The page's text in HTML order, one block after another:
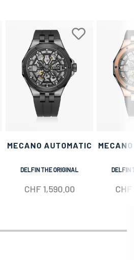
MECANO AUTOMATIC
DELFIN THE ORIGINAL
CHF1,590.00
DELFIN
CHF